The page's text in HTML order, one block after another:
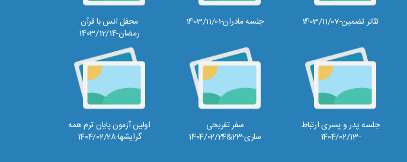
تئاتر تضمین-1403/11/07 جلسه مادران-1403/11/01
محفل انس با قرآن
رمضان-1403/12/14
جلسه پدر و پسری ارتباط
-1404/02/13
سفر تفریحی
ساری-23&1404/02/24
اولین آزمون پایان ترم همه
گرایشها-1404/02/28